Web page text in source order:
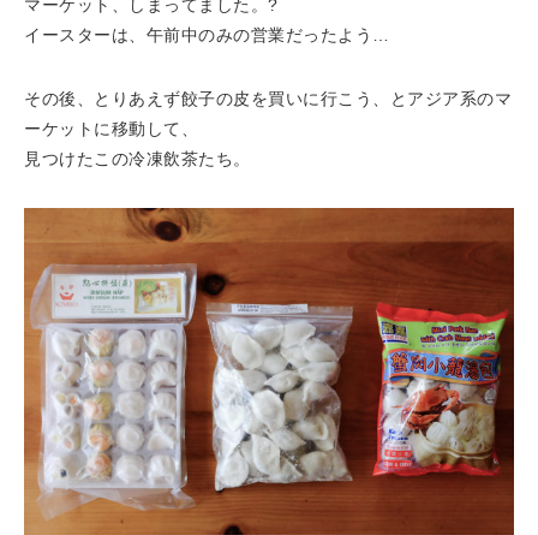
マーケット、しまってました。?
イースターは、午前中のみの営業だったよう…
その後、とりあえず餃子の皮を買いに行こう、とアジア系のマ
ーケットに移動して、
見つけたこの冷凍飲茶たち。